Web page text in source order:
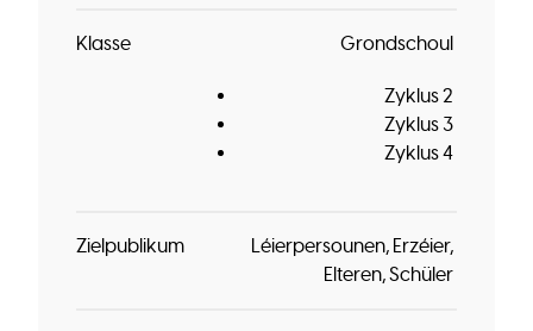
Klasse Grondschoul
Zyklus 2
Zyklus 3
Zyklus 4
Zielpublikum Léierpersounen Erzéier
Elteren Schüler